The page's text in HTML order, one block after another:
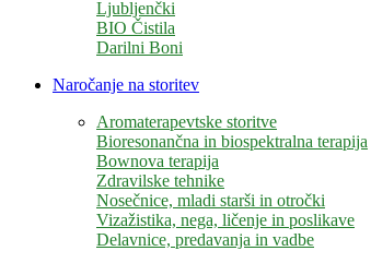
Ljubljenčki
BIO Čistila
Darilni Boni
Naročanje na storitev
Aromaterapevtske storitve
Bioresonančna in biospektralna terapija
Bownova terapija
Zdravilske tehnike
Nosečnice, mladi starši in otročki
Vizažistika, nega, ličenje in poslikave
Delavnice, predavanja in vadbe